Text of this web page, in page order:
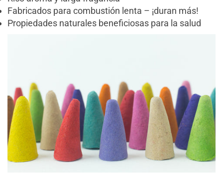
Fabricados para combustión lenta – ¡duran más!
Propiedades naturales beneficiosas para la salud